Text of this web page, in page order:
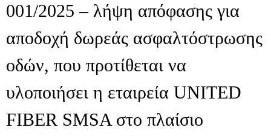
001/2025 – λήψη απόφασης για
αποδοχή δωρεάς ασφαλτόστρωσης
οδών, που προτίθεται να
υλοποιήσει η εταιρεία UNITED
FIBER SMSA στο πλαίσιο